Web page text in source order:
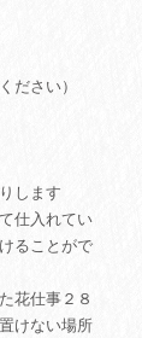
ださい）
します
仕入れてい
ることがで
花仕事２８
けない場所